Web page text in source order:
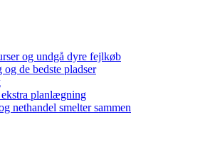
og undgå dyre fejlkøb
de bedste pladser
planlægning
nethandel smelter sammen